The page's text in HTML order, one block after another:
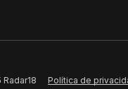
Política de